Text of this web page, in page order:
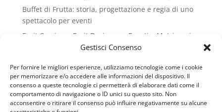
Gestisci Consenso
Per fornire le migliori esperienze, utilizziamo tecnologie come i cookie
per memorizzare e/o accedere alle informazioni del dispositivo. Il
consenso a queste tecnologie ci permetterà di elaborare dati come il
comportamento di navigazione o ID unici su questo sito. Non
acconsentire o ritirare il consenso può influire negativamente su alcune
Buffet di Frutta: storia, progettazione e regia di uno
spettacolo per eventi
Fruit Carving e Fruit Design per Eventi e Matrimoni
SAPORI E SAPERI DELLA FRUTTA
Riconoscimento Honoris causa al Gran Galà del
Business
La frutta nel menù: storia, funzione e cultura del fine
pasto